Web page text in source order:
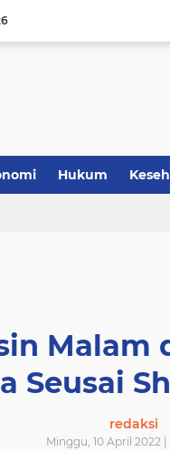
Hukum
Malam
Seusai
redaksi
Minggu, 10 April 2022 |